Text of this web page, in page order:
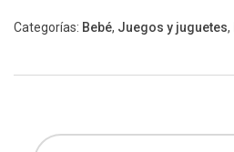
Categorías: Bebé, Juegos y juguetes,